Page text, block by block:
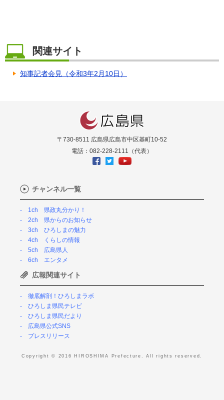
関連サイト
知事記者会見（令和3年2月10日）
〒730-8511 広島県広島市中区基町10-52
電話：082-228-2111（代表）
チャンネル一覧
1ch 県政丸分かり！
2ch 県からのお知らせ
3ch ひろしまの魅力
4ch くらしの情報
5ch 広島県人
6ch エンタメ
広報関連サイト
徹底解剖！ひろしまラボ
ひろしま県民テレビ
ひろしま県民だより
広島県公式SNS
プレスリリース
Copyright © 2016 HIROSHIMA Prefecture. All rights reserved.